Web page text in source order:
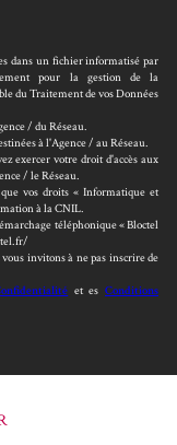
dans un fichier informatisé par
pour la gestion de la
du Traitement de vos Données
/ du Réseau.
à l'Agence / au Réseau.
exercer votre droit d'accès aux
/ le Réseau.
vos droits « Informatique et
à la CNIL.
téléphonique « Bloctel
invitons à ne pas inscrire de
et esConditions